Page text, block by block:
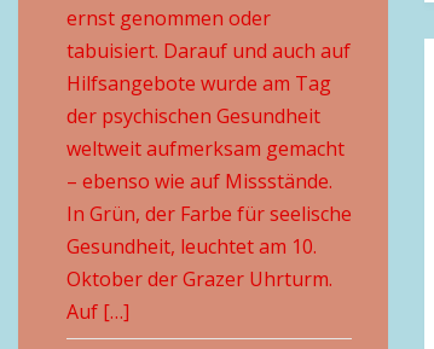
ernst genommen oder
tabuisiert. Darauf und auch auf
Hilfsangebote wurde am Tag
der psychischen Gesundheit
weltweit aufmerksam gemacht
– ebenso wie auf Missstände.
In Grün, der Farbe für seelische
Gesundheit, leuchtet am 10.
Oktober der Grazer Uhrturm.
Auf […]